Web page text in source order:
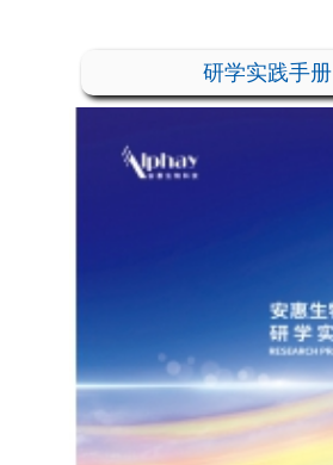
研学实践手册